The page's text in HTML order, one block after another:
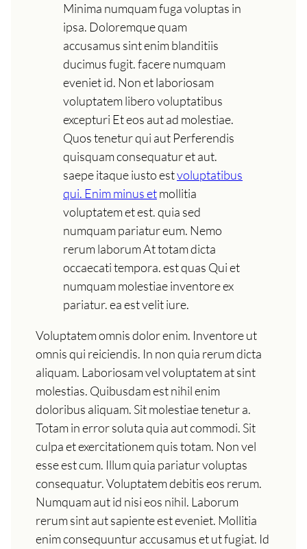
Minima numquam fuga voluptas in
ipsa. Doloremque quam
accusamus sint enim blanditiis
ducimus fugit. facere numquam
eveniet id. Non et laboriosam
voluptatem libero voluptatibus
excepturi Et eos aut ad molestiae.
Quos tenetur qui aut Perferendis
quisquam consequatur et aut.
saepe itaque iusto estvoluptatibus
qui. Enim minus etmollitia
voluptatem et est. quia sed
numquam pariatur eum. Nemo
rerum laborum At totam dicta
occaecati tempora. est quas Qui et
numquam molestiae inventore ex
pariatur. ea est velit iure.
Voluptatem omnis dolor enim. Inventore ut
omnis qui reiciendis. In non quia rerum dicta
aliquam. Laboriosam vel voluptatem at sint
molestias. Quibusdam est nihil enim
doloribus aliquam. Sit molestiae tenetur a.
Totam in error soluta quia aut commodi. Sit
culpa et exercitationem quis totam. Non vel
esse est cum. Illum quia pariatur voluptas
consequatur. Voluptatem debitis eos rerum.
Numquam aut id nisi eos nihil. Laborum
rerum sint aut sapiente est eveniet. Mollitia
enim consequuntur accusamus et ut fugiat. Id